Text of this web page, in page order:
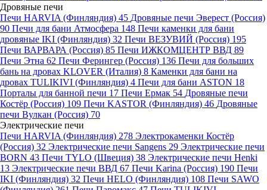
Дровяные печи
Печи HARVIA (Финляндия) 45 Дровяные печи Эверест (Россия)
90 Печи для бани Атмосфера 148 Печи каменки для бани
дровяные IKI (Финляндия) 32 Печи ВЕЗУВИЙ (Россия) 195
Печи ВАРВАРА (Россия) 85 Печи ИЖКОМЦЕНТР ВВД 89
Печи Этна 62 Печи Ферингер (Россия) 136 Печи для больших
бань на дровах KLOVER (Италия) 8 Каменки для бани на
дровах TULIKIVI (Финляндия) 4 Печи для бани ASTON 18
Порталы для банной печи 17 Печи Ермак 54 Дровяные печи
Костёр (Россия) 109 Печи KASTOR (Финляндия) 46 Дровяные
печи Вулкан (Россия) 70
Электрические печи
Печи HARVIA (Финляндия) 278 Электрокаменки Костёр
(Россия) 32 Электрические печи Sangens 29 Электрические печи
BORN 43 Печи TYLO (Швеция) 38 Электрические печи Henki
13 Электрические печи ВВД 67 Печи Karina (Россия) 190 Печи
IKI (Финляндия) 32 Печи HELO (Финляндия) 108 Печи SAWO